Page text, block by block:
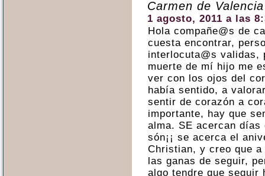
Carmen de Valencia
1 agosto, 2011 a las
Hola compañe@s de
cuesta encontrar,
interlocuta@s validas,
muerte de mí hijo me
ver con los ojos del
había sentido, a
sentir de corazón a
importante, hay que
alma. SE acercan
són¡¡ se acerca el
Christian, y creo que
las ganas de seguir,
algo tendre que seguir